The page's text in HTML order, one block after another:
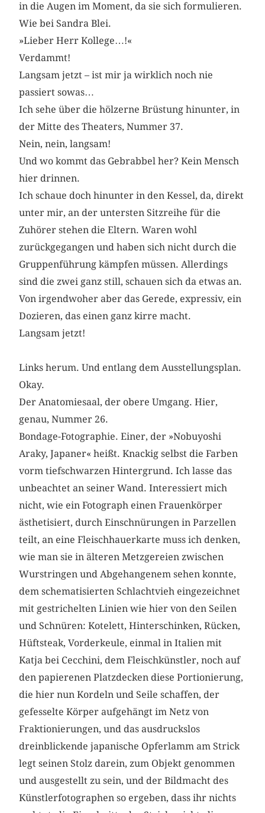
in die Augen im Moment, da sie sich formulieren.
Wie bei Sandra Blei.
»Lieber Herr Kollege…!«
Verdammt!
Langsam jetzt – ist mir ja wirklich noch nie
passiert sowas…
Ich sehe über die hölzerne Brüstung hinunter, in
der Mitte des Theaters, Nummer 37.
Nein, nein, langsam!
Und wo kommt das Gebrabbel her? Kein Mensch
hier drinnen.
Ich schaue doch hinunter in den Kessel, da, direkt
unter mir, an der untersten Sitzreihe für die
Zuhörer stehen die Eltern. Waren wohl
zurückgegangen und haben sich nicht durch die
Gruppenführung kämpfen müssen. Allerdings
sind die zwei ganz still, schauen sich da etwas an.
Von irgendwoher aber das Gerede, expressiv, ein
Dozieren, das einen ganz kirre macht.
Langsam jetzt!
Links herum. Und entlang dem Ausstellungsplan.
Okay.
Der Anatomiesaal, der obere Umgang. Hier,
genau, Nummer 26.
Bondage-Fotographie. Einer, der »Nobuyoshi
Araky, Japaner« heißt. Knackig selbst die Farben
vorm tiefschwarzen Hintergrund. Ich lasse das
unbeachtet an seiner Wand. Interessiert mich
nicht, wie ein Fotograph einen Frauenkörper
ästhetisiert, durch Einschnürungen in Parzellen
teilt, an eine Fleischhauerkarte muss ich denken,
wie man sie in älteren Metzgereien zwischen
Wurstringen und Abgehangenem sehen konnte,
dem schematisierten Schlachtvieh eingezeichnet
mit gestrichelten Linien wie hier von den Seilen
und Schnüren: Kotelett, Hinterschinken, Rücken,
Hüftsteak, Vorderkeule, einmal in Italien mit
Katja bei Cecchini, dem Fleischkünstler, noch auf
den papierenen Platzdecken diese Portionierung,
die hier nun Kordeln und Seile schaffen, der
gefesselte Körper aufgehängt im Netz von
Fraktionierungen, und das ausdruckslos
dreinblickende japanische Opferlamm am Strick
legt seinen Stolz darein, zum Objekt genommen
und ausgestellt zu sein, und der Bildmacht des
Künstlerfotographen so ergeben, dass ihr nichts